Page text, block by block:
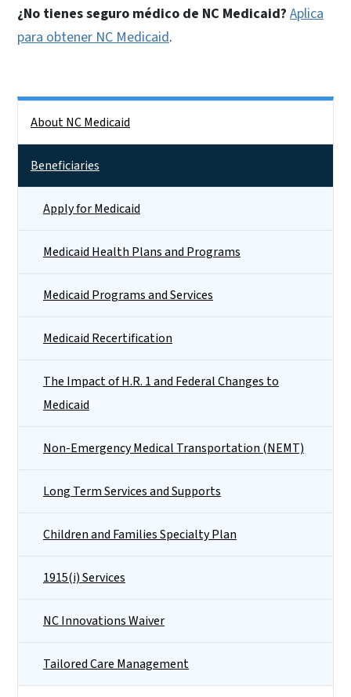
¿No tienes seguro médico de NC Medicaid? Aplica
para obtener NC Medicaid.
About NC Medicaid
Beneficiaries
Apply for Medicaid
Medicaid Health Plans and Programs
Medicaid Programs and Services
Medicaid Recertification
The Impact of H.R. 1 and Federal Changes to
Medicaid
Non-Emergency Medical Transportation (NEMT)
Long Term Services and Supports
Children and Families Specialty Plan
1915(i) Services
NC Innovations Waiver
Tailored Care Management